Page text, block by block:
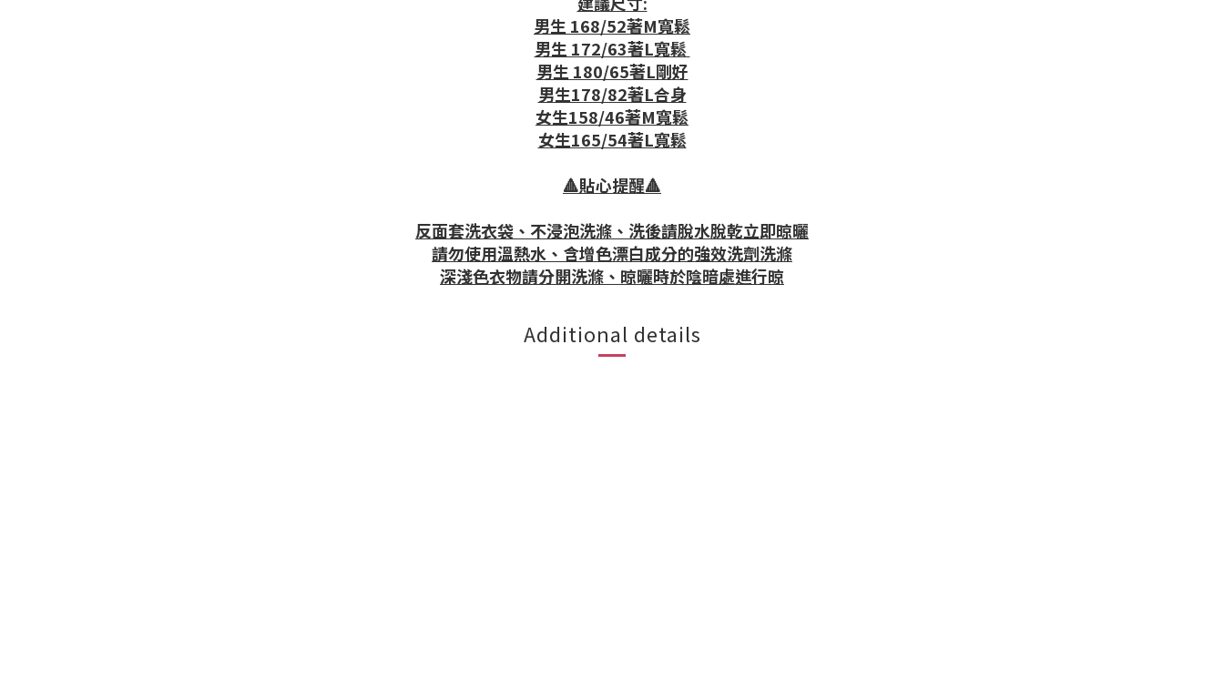
男生 168/52著M寬鬆
男生 172/63著L寬鬆
男生 180/65著L剛好
男生178/82著L合身
女生158/46著M寬鬆
女生165/54著L寬鬆
🔺貼心提醒🔺
反面套洗衣袋、不浸泡洗滌、洗後請脫水脫乾立即晾曬
請勿使用溫熱水、含增色漂白成分的強效洗劑洗滌
深淺色衣物請分開洗滌、晾曬時於陰暗處進行晾
Additional details